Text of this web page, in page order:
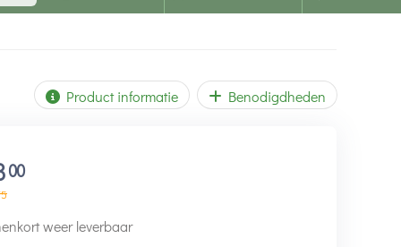
Product informatie Benodigdheden
00
weer leverbaar